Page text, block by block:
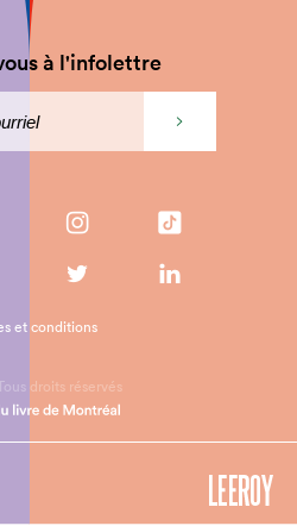
à l'infolettre
droits réservés
et conditions